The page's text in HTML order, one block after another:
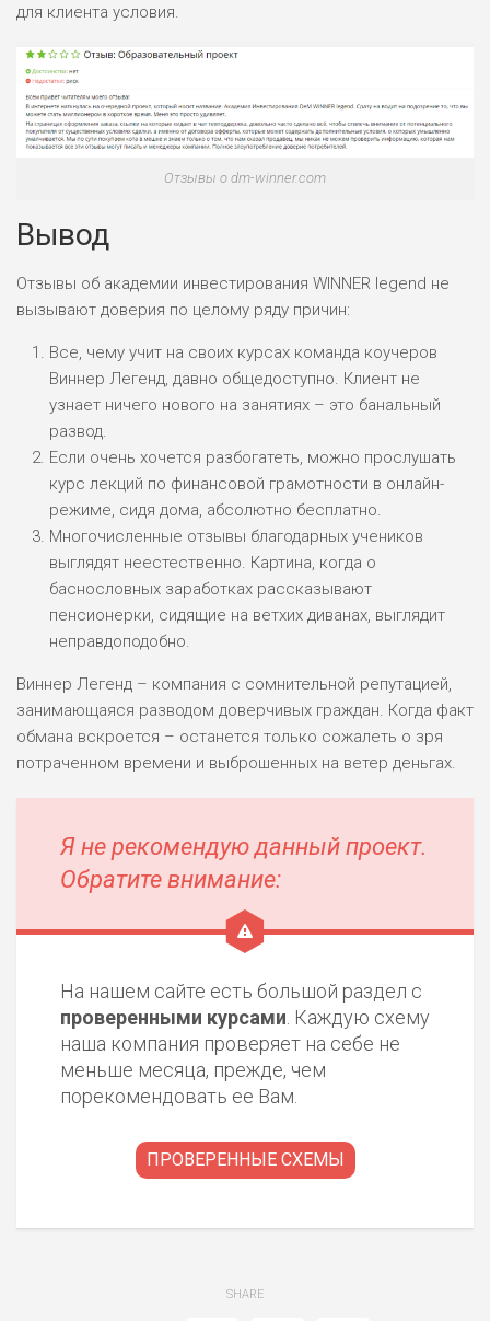
БЮДЖЕТ: НИЗКИЙ
для клиента условия.
Отзывы о dm-winner.com
Вывод
Отзывы об академии инвестирования WINNER legend не
вызывают доверия по целому ряду причин:
Все, чему учит на своих курсах команда коучеров
Виннер Легенд, давно общедоступно. Клиент не
узнает ничего нового на занятиях – это банальный
развод.
Если очень хочется разбогатеть, можно прослушать
курс лекций по финансовой грамотности в онлайн-
режиме, сидя дома, абсолютно бесплатно.
Многочисленные отзывы благодарных учеников
выглядят неестественно. Картина, когда о
баснословных заработках рассказывают
пенсионерки, сидящие на ветхих диванах, выглядит
неправдоподобно.
Виннер Легенд – компания с сомнительной репутацией,
занимающаяся разводом доверчивых граждан. Когда факт
обмана вскроется – останется только сожалеть о зря
потраченном времени и выброшенных на ветер деньгах.
Я не рекомендую данный проект.
Обратите внимание:
На нашем сайте есть большой раздел с
проверенными курсами . Каждую схему
наша компания проверяет на себе не
меньше месяца, прежде, чем
порекомендовать ее Вам.
ПРОВЕРЕННЫЕ СХЕМЫ
SHARE